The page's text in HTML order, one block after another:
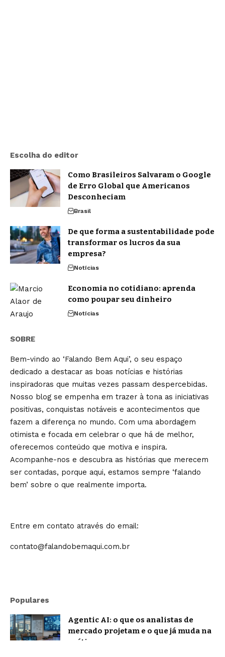
Escolha do editor
Como Brasileiros Salvaram o Google
de Erro Global que Americanos
Desconheciam
Brasil
De que forma a sustentabilidade pode
transformar os lucros da sua
empresa?
Notícias
Economia no cotidiano: aprenda
como poupar seu dinheiro
Notícias
SOBRE
Bem-vindo ao ‘Falando Bem Aqui’, o seu espaço
dedicado a destacar as boas notícias e histórias
inspiradoras que muitas vezes passam despercebidas.
Nosso blog se empenha em trazer à tona as iniciativas
positivas, conquistas notáveis e acontecimentos que
fazem a diferença no mundo. Com uma abordagem
otimista e focada em celebrar o que há de melhor,
oferecemos conteúdo que motiva e inspira.
Acompanhe-nos e descubra as histórias que merecem
ser contadas, porque aqui, estamos sempre ‘falando
bem’ sobre o que realmente importa.
Entre em contato através do email:
contato@falandobemaqui.com.br
Populares
Agentic AI: o que os analistas de
mercado projetam e o que já muda na
prática